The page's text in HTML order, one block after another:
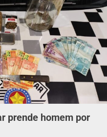
prende homem por